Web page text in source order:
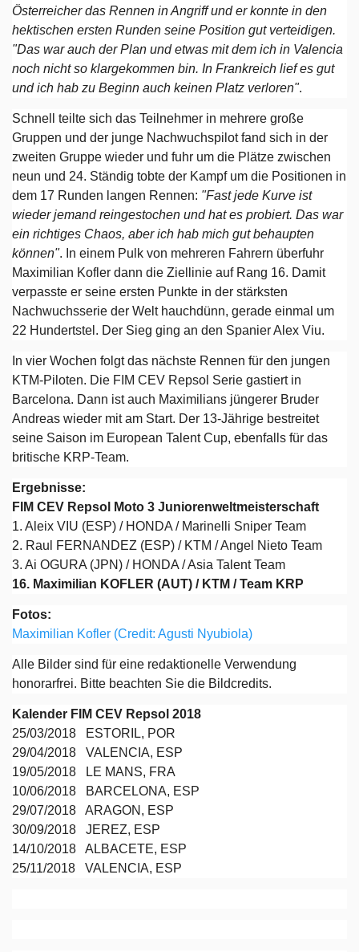
Österreicher das Rennen in Angriff und er konnte in den
hektischen ersten Runden seine Position gut verteidigen.
"Das war auch der Plan und etwas mit dem ich in Valencia
noch nicht so klargekommen bin. In Frankreich lief es gut
und ich hab zu Beginn auch keinen Platz verloren".
Schnell teilte sich das Teilnehmer in mehrere große
Gruppen und der junge Nachwuchspilot fand sich in der
zweiten Gruppe wieder und fuhr um die Plätze zwischen
neun und 24. Ständig tobte der Kampf um die Positionen in
dem 17 Runden langen Rennen: "Fast jede Kurve ist
wieder jemand reingestochen und hat es probiert. Das war
ein richtiges Chaos, aber ich hab mich gut behaupten
können". In einem Pulk von mehreren Fahrern überfuhr
Maximilian Kofler dann die Ziellinie auf Rang 16. Damit
verpasste er seine ersten Punkte in der stärksten
Nachwuchsserie der Welt hauchdünn, gerade einmal um
22 Hundertstel. Der Sieg ging an den Spanier Alex Viu.
In vier Wochen folgt das nächste Rennen für den jungen
KTM-Piloten. Die FIM CEV Repsol Serie gastiert in
Barcelona. Dann ist auch Maximilians jüngerer Bruder
Andreas wieder mit am Start. Der 13-Jährige bestreitet
seine Saison im European Talent Cup, ebenfalls für das
britische KRP-Team.
Ergebnisse:
FIM CEV Repsol Moto 3 Juniorenweltmeisterschaft
1. Aleix VIU (ESP) / HONDA / Marinelli Sniper Team
2. Raul FERNANDEZ (ESP) / KTM / Angel Nieto Team
3. Ai OGURA (JPN) / HONDA / Asia Talent Team
16. Maximilian KOFLER (AUT) / KTM / Team KRP
Fotos:
Maximilian Kofler (Credit: Agusti Nyubiola)
Alle Bilder sind für eine redaktionelle Verwendung
honorarfrei. Bitte beachten Sie die Bildcredits.
Kalender FIM CEV Repsol 2018
25/03/2018 ESTORIL, POR
29/04/2018 VALENCIA, ESP
19/05/2018 LE MANS, FRA
10/06/2018 BARCELONA, ESP
29/07/2018 ARAGON, ESP
30/09/2018 JEREZ, ESP
14/10/2018 ALBACETE, ESP
25/11/2018 VALENCIA, ESP